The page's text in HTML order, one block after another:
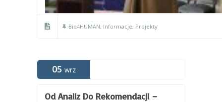
Bio4HUMAN, Informacje, Projekty
05 wrz
Od Analiz Do Rekomendacji –